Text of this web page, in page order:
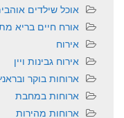
אוכל שילדים
אורח חיים בריא
אירוח
אירוח גבינות ויין
ארוחות בוקר
ארוחות במחבת
ארוחות מהירות